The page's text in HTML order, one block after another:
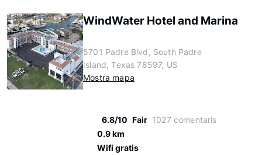
WindWater Hotel and Marina
5701 Padre Blvd, South Padre
Island, Texas 78597, US
Mostra mapa
6.8/10 Fair 1027 comentaris
0.9 km
Wifi gratis